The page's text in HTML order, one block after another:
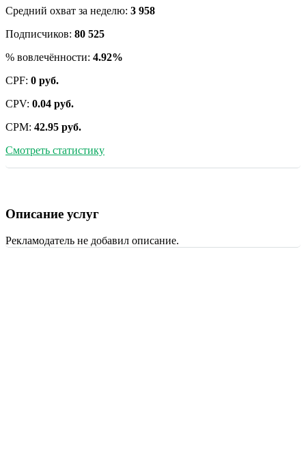
Средний охват за неделю: 3 958
Подписчиков: 80 525
% вовлечённости: 4.92%
CPF: 0 руб.
CPV: 0.04 руб.
CPM: 42.95 руб.
Смотреть статистику
Описание услуг
Рекламодатель не добавил описание.